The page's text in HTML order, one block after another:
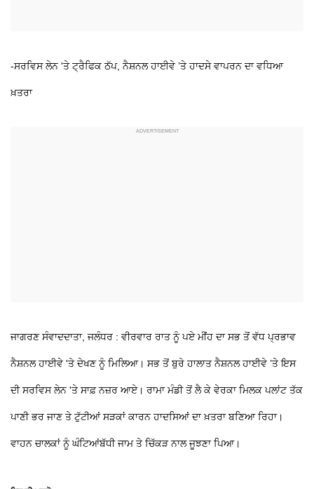
-ਸਰਵਿਸ ਲੇਨ 'ਤੇ ਟ੍ਰੈਫਿਕ ਠੱਪ, ਨੈਸ਼ਨਲ ਹਾਈਵੇ ’ਤੇ ਹਾਦਸੇ ਵਾਪਰਨ ਦਾ ਵਧਿਆ
ਖ਼ਤਰਾ
ਜਾਗਰਣ ਸੰਵਾਦਦਾਤਾ, ਜਲੰਧਰ : ਵੀਰਵਾਰ ਰਾਤ ਨੂੰ ਪਏ ਮੀਂਹ ਦਾ ਸਭ ਤੋਂ ਵੱਧ ਪ੍ਰਭਾਵ
ਨੈਸ਼ਨਲ ਹਾਈਵੇ 'ਤੇ ਦੇਖਣ ਨੂੰ ਮਿਲਿਆ। ਸਭ ਤੋਂ ਬੁਰੇ ਹਾਲਾਤ ਨੈਸ਼ਨਲ ਹਾਈਵੇ ’ਤੇ ਇਸ
ਦੀ ਸਰਵਿਸ ਲੇਨ 'ਤੇ ਸਾਫ਼ ਨਜ਼ਰ ਆਏ। ਰਾਮਾ ਮੰਡੀ ਤੋਂ ਲੈ ਕੇ ਵੇਰਕਾ ਮਿਲਕ ਪਲਾਂਟ ਤੱਕ
ਪਾਣੀ ਭਰ ਜਾਣ ਤੇ ਟੁੱਟੀਆਂ ਸੜਕਾਂ ਕਾਰਨ ਹਾਦਸਿਆਂ ਦਾ ਖ਼ਤਰਾ ਬਣਿਆ ਰਿਹਾ।
ਵਾਹਨ ਚਾਲਕਾਂ ਨੂੰ ਘੰਟਿਆਂਬੱਧੀ ਜਾਮ ਤੇ ਚਿੱਕੜ ਨਾਲ ਜੂਝਣਾ ਪਿਆ।